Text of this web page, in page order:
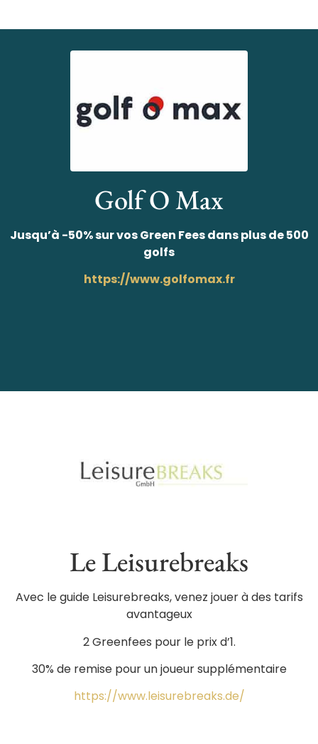
Golf O Max
Jusqu’à -50% sur vos Green Fees dans plus de 500
golfs
https://www.golfomax.fr
Le Leisurebreaks
Avec le guide Leisurebreaks, venez jouer à des tarifs
avantageux
2 Greenfees pour le prix d’1.
30% de remise pour un joueur supplémentaire
https://www.leisurebreaks.de/